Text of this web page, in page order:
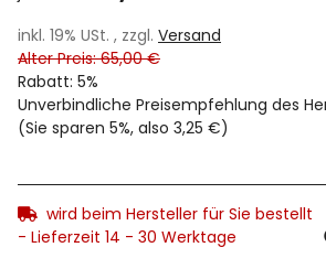
inkl. 19% USt. , zzgl. Versand
Alter Preis: 65,00 €
Rabatt: 5%
Unverbindliche Preisempfehlung des
(Sie sparen 5%, also 3,25 €)
wird beim Hersteller für Sie bestellt
- Lieferzeit 14 - 30 Werktage